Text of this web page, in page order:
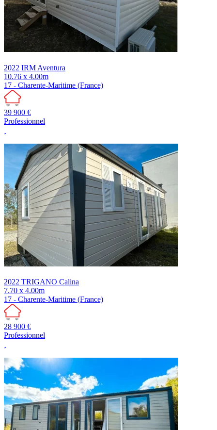
2022 IRM Aventura
10.76 x 4.00m
17 - Charente-Maritime (France)
39 900 €
Professionnel
2022 TRIGANO Calina
7.70 x 4.00m
17 - Charente-Maritime (France)
28 900 €
Professionnel